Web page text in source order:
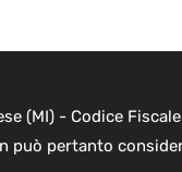
(MI) - Codice
può pertanto